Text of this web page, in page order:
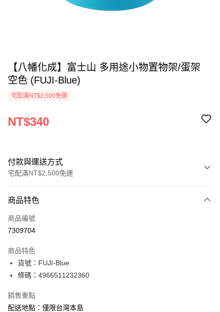
【八幡化成】富士山 多用途小物置物架/蛋架
空色 (FUJI-Blue)
宅配滿NT$2,500免運
NT$340
付款與運送方式
宅配滿NT$2,500免運
信用卡一次付款
Apple Pay
悠遊付
ATM付款
運送方式
商品特色
商品編號
7309704
商品特色
貨號：FUJI-Blue
條碼：4966511232360
銷售重點
配送地點：僅限台灣本島